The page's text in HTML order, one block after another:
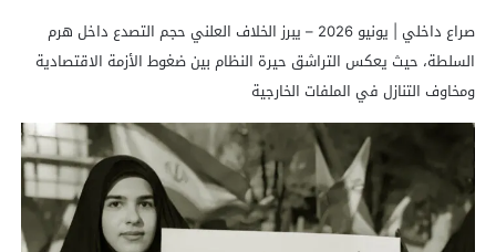
صراع داخلي | يونيو 2026 – يبرز الخلاف العلني حجم التصدع داخل هرم
السلطة، حيث يعكس التراشق حيرة النظام بين ضغوط الأزمة الاقتصادية
ومخاوف التنازل في الملفات الخارجية